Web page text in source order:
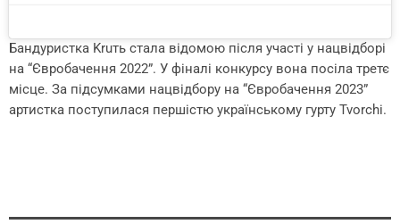
Бандуристка Kruть стала відомою після участі у нацвідборі
на “Євробачення 2022”. У фіналі конкурсу вона посіла третє
місце. За підсумками нацвідбору на “Євробачення 2023”
артистка поступилася першістю українському гурту Tvorchi.